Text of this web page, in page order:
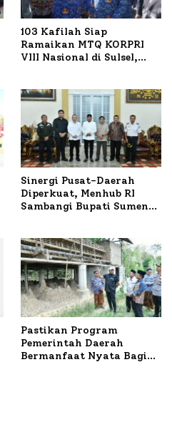
103 Kafilah Siap
Ramaikan MTQ KORPRI
VIII Nasional di Sulsel,
Sinergi Pusat-Daerah
Diperkuat, Menhub RI
Sambangi Bupati Sumenep
Pastikan Program
Pemerintah Daerah
Bermanfaat Nyata Bagi